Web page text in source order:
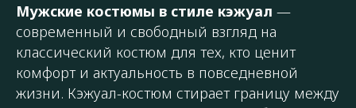
Мужские костюмы в стиле кэжуал —
современный и свободный взгляд на
классический костюм для тех, кто ценит
комфорт и актуальность в повседневной
жизни. Кэжуал-костюм стирает границу между